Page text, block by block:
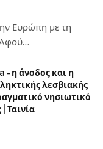
Ευρώπη με τη
Αφού…
η άνοδος και η
λεσβιακής
νησιωτικό
Ταινία